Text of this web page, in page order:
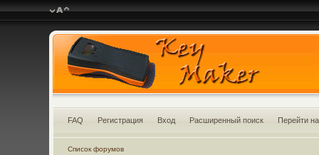
FAQ Регистрация Вход Расширенный поиск Перейти
Список форумов